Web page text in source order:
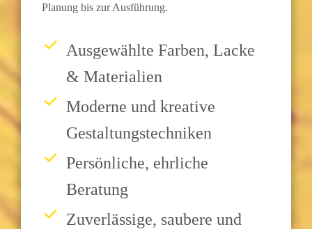
Planung bis zur Ausführung.
Ausgewählte Farben, Lacke
& Materialien
Moderne und kreative
Gestaltungstechniken
Persönliche, ehrliche
Beratung
Zuverlässige, saubere und